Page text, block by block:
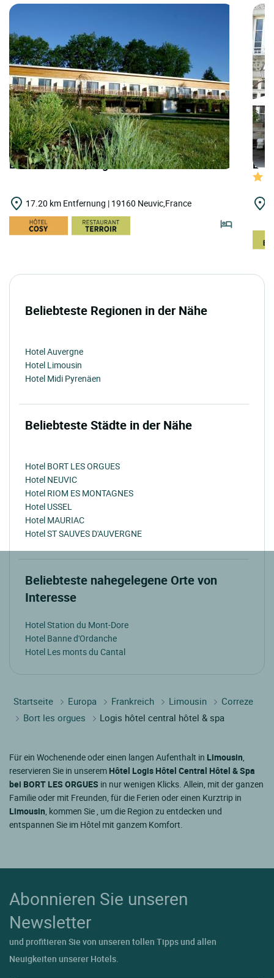
LOGIS HOTELS | Logis Hôtel du Lac
17.20 km Entfernung | 19160 Neuvic,France
Beliebteste Regionen in der Nähe
Hotel Auvergne
Hotel Limousin
Hotel Midi Pyrenäen
Beliebteste Städte in der Nähe
Hotel BORT LES ORGUES
Hotel NEUVIC
Hotel RIOM ES MONTAGNES
Hotel USSEL
Hotel MAURIAC
Hotel ST SAUVES D'AUVERGNE
Beliebteste nahegelegene Orte von
Interesse
Hotel Station du Mont-Dore
Hotel Banne d'Ordanche
Hotel Les monts du Cantal
Startseite Europa Frankreich Limousin
Correze
Bort les orgues
Logis hôtel central hôtel & spa
Für ein Wochenende oder einen langen Aufenthalt in Limousin,
reservieren Sie in unserem Hôtel Logis Hôtel Central Hôtel & Spa
bei BORT LES ORGUES in nur wenigen Klicks. Allein, mit der ganzen
Familie oder mit Freunden, für die Ferien oder einen Kurztrip in
Limousin, kommen Sie , um die Region zu entdecken und
entspannen Sie im Hôtel mit ganzem Komfort.
Abonnieren Sie unseren
Newsletter
und profitieren Sie von unseren tollen Tipps und allen
Neuigkeiten unserer Hotels.